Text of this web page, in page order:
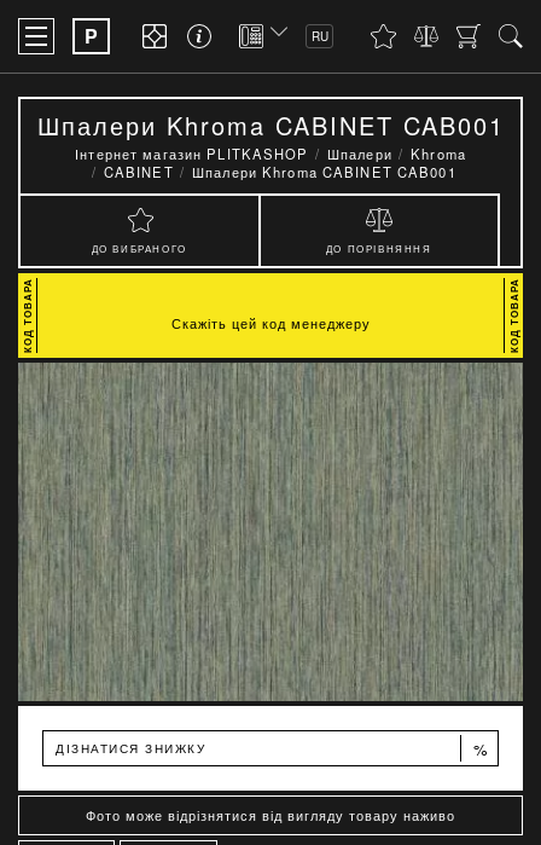
P RU
Шпалери Khroma CABINET CAB001
Інтернет магазин PLITKASHOP Шпалери
Khroma
CABINET
Шпалери Khroma CABINET CAB001
ДО ВИБРАНОГО ДО ПОРІВНЯННЯ
ДІЗНАТИСЯ ЗНИЖКУ %
Фото може відрізнятися від вигляду товару наживо
Скажіть цей код менеджеру